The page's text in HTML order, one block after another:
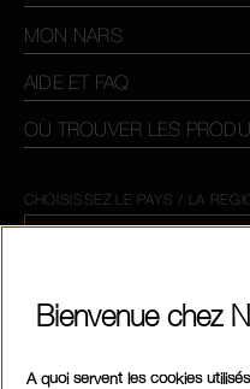
MON NARS
AIDE ET FAQ
OÙ TROUVER LES
CHOISISSEZ LE PAYS / LA
Bienvenue chez
A quoi servent les cookies